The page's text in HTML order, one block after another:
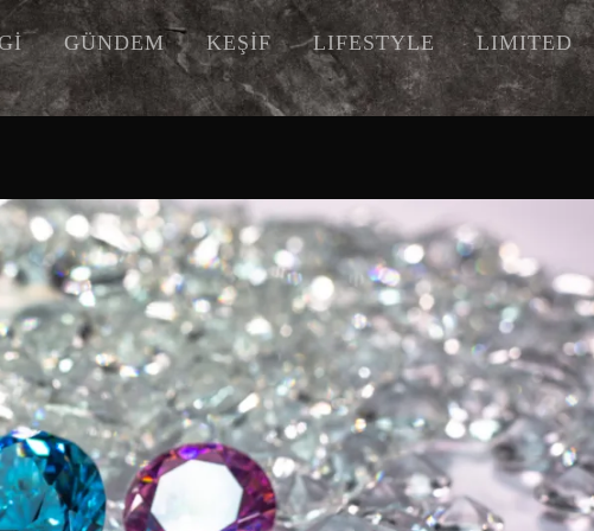
GÜNDEM KEŞİF LIFESTYLE LIMITED